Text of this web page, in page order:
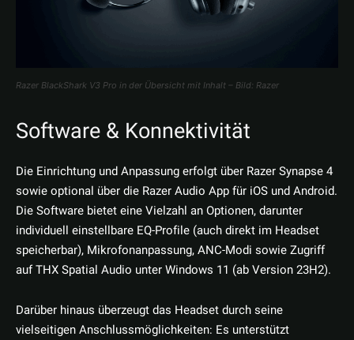
Razer BlackShark V3 Pro in der Übersicht mit Inhalt – Bild: Razer
Software & Konnektivität
Die Einrichtung und Anpassung erfolgt über Razer Synapse 4
sowie optional über die Razer Audio App für iOS und Android.
Die Software bietet eine Vielzahl an Optionen, darunter
individuell einstellbare EQ-Profile (auch direkt im Headset
speicherbar), Mikrofonanpassung, ANC-Modi sowie Zugriff
auf THX Spatial Audio unter Windows 11 (ab Version 23H2).
Darüber hinaus überzeugt das Headset durch seine
vielseitigen Anschlussmöglichkeiten: Es unterstützt